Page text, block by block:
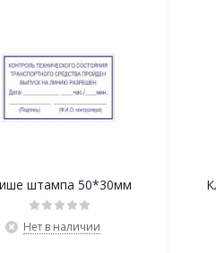
штампа 50*30мм
Нет в наличии